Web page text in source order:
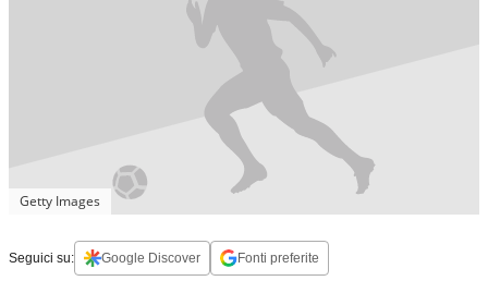
Getty Images
Seguici su: Google Discover Fonti preferite